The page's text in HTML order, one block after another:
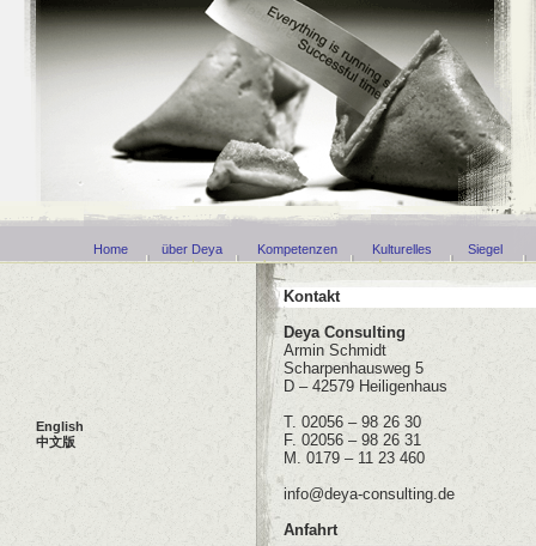
Home über Deya Kompetenzen Kulturelles Siegel
Kontakt
Deya Consulting
Armin Schmidt
Scharpenhausweg 5
D – 42579 Heiligenhaus
T. 02056 – 98 26 30
F. 02056 – 98 26 31
M. 0179 – 11 23 460
info@deya-consulting.de
Anfahrt
English
中文版